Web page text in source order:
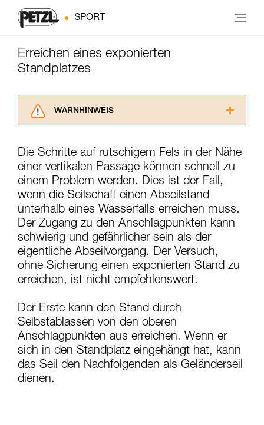
SPORT
Erreichen eines exponierten
Standplatzes
WARNHINWEIS
aufmerksam durch, bevor Sie diesen zu Rate
ziehen. Um diese Zusatzinformationen
verstehen zu können, müssen Sie zuerst die in
der Gebrauchsanweisung enthaltenen
Informationen richtig verstanden haben.
Die Beherrschung dieser Techniken setzt eine
entsprechende Ausbildung und ein spezielles
Training voraus. Prüfen Sie zusammen mit
einem Profi, ob Sie in der Lage sind, den
Vorgang alleine sicher zu wiederholen, bevor
Sie ihn eigenständig durchführen.
Wir geben Beispiele für die mit Ihrer Aktivität
noch andere Techniken, die hier nicht
beschrieben werden.
Die Schritte auf rutschigem Fels in der Nähe
einer vertikalen Passage können schnell zu
einem Problem werden. Dies ist der Fall,
wenn die Seilschaft einen Abseilstand
unterhalb eines Wasserfalls erreichen muss.
Der Zugang zu den Anschlagpunkten kann
schwierig und gefährlicher sein als der
eigentliche Abseilvorgang. Der Versuch,
ohne Sicherung einen exponierten Stand zu
erreichen, ist nicht empfehlenswert.
Der Erste kann den Stand durch
Selbstablassen von den oberen
Anschlagpunkten aus erreichen. Wenn er
sich in den Standplatz eingehängt hat, kann
das Seil den Nachfolgenden als Geländerseil
dienen.